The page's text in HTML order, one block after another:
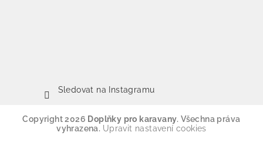
Sledovat na Instagramu
Copyright 2026 Doplňky pro karavany. Všechna práva
vyhrazena. Upravit nastavení cookies